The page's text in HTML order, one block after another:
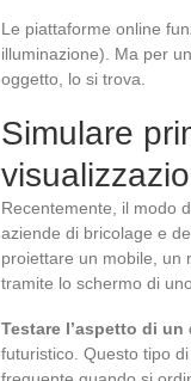
Le piattaforme online
illuminazione). Ma per
oggetto, lo si trova.
Simulare
Recentemente, il modo
aziende di bricolage e
proiettare un mobile, un
tramite lo schermo di
Testare l’aspetto di
futuristico. Questo tipo